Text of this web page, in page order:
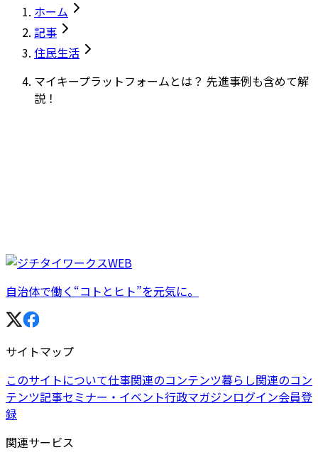
ホーム
記事
住民生活
マイキープラットフォームとは？ 先進事例も含めて解
説！
自治体で働く“コトとヒト”を元気に。
サイトマップ
このサイトについて仕事関連のコンテンツ暮らし関連のコン
テンツ記事セミナー・イベント行政マガジンログイン会員登
録
関連サービス